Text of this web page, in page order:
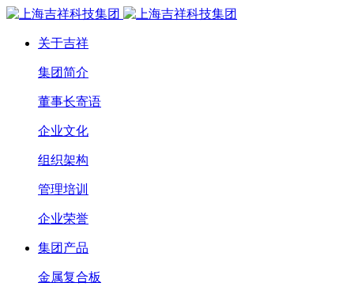
关于吉祥
集团简介
董事长寄语
企业文化
组织架构
管理培训
企业荣誉
集团产品
金属复合板